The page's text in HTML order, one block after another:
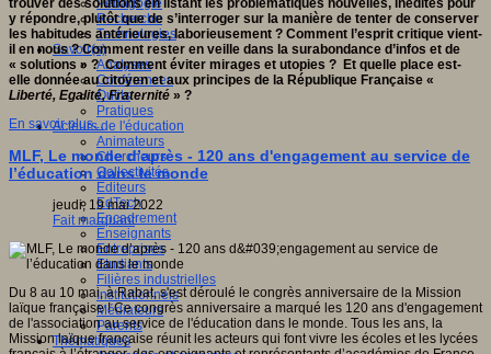
Pédagogie
Recherche
Technologies
Savoir(s)
Analyses
Conférences
Outils
Pratiques
Acteurs de l'éducation
Animateurs
Chercheurs
Collectivités
Editeurs
EdTech
Encadrement
Enseignants
Entreprises
Etudiants
Filières industrielles
Institutionnels
Médiateurs
Parents
Thématiques
trouver des solutions en listant les problématiques nouvelles, inédites pour
y répondre, plutôt que de s’interroger sur la manière de tenter de conserver
les habitudes antérieures, laborieusement ? Comment l’esprit critique vient-
il en nous ? Comment rester en veille dans la surabondance d’infos et de
« solutions » ? Comment éviter mirages et utopies ? Et quelle place est-
elle donnée au citoyen et aux principes de la République Française «
Liberté, Egalité, Fraternité » ?
En savoir plus...
MLF, Le monde d’après - 120 ans d'engagement au service de
l’éducation dans le monde
jeudi, 19 mai 2022
Fait marquant
Du 8 au 10 mai, à Rabat, s'est déroulé le congrès anniversaire de la Mission
laïque française ! Ce congrès anniversaire a marqué les 120 ans d'engagement
de l'association au service de l'éducation dans le monde. Tous les ans, la
Mission laïque française réunit les acteurs qui font vivre les écoles et les lycées